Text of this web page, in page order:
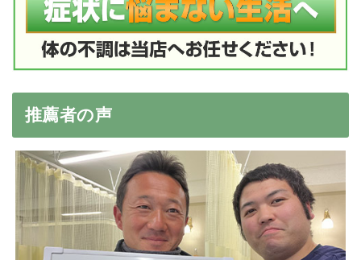
推薦者の声